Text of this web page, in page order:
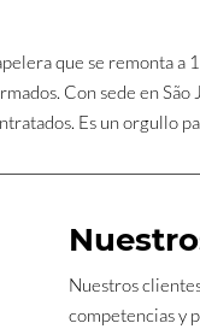
que se remonta
Con sede en
Es un orgullo
Nuestros
competencias y